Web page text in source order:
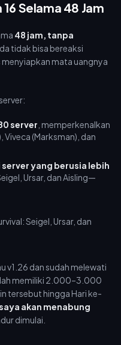
Selama 48 Jam
48 jam, tanpa
tidak bisa bereaksi
mata uangnya
server , memperkenalkan
Viveca (Marksman), dan
server yang berusia lebih
Ursar, dan Aisling—
v1.26 dan sudah melewati
memiliki 2.000–3.000
tersebut hingga Hari ke-
akan menabung
dimulai.